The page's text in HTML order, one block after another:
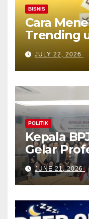
BISNIS
Cara
Trending
JULY 22, 2026
POLITIK
Kepala
Gelar
Silla
JUNE 21, 2026